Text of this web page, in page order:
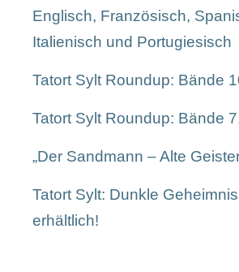
Englisch, Französisch,
Italienisch und Portugiesisch
Tatort Sylt Roundup: Bände
Tatort Sylt Roundup: Bände
„Der Sandmann – Alte
Tatort Sylt: Dunkle
erhältlich!